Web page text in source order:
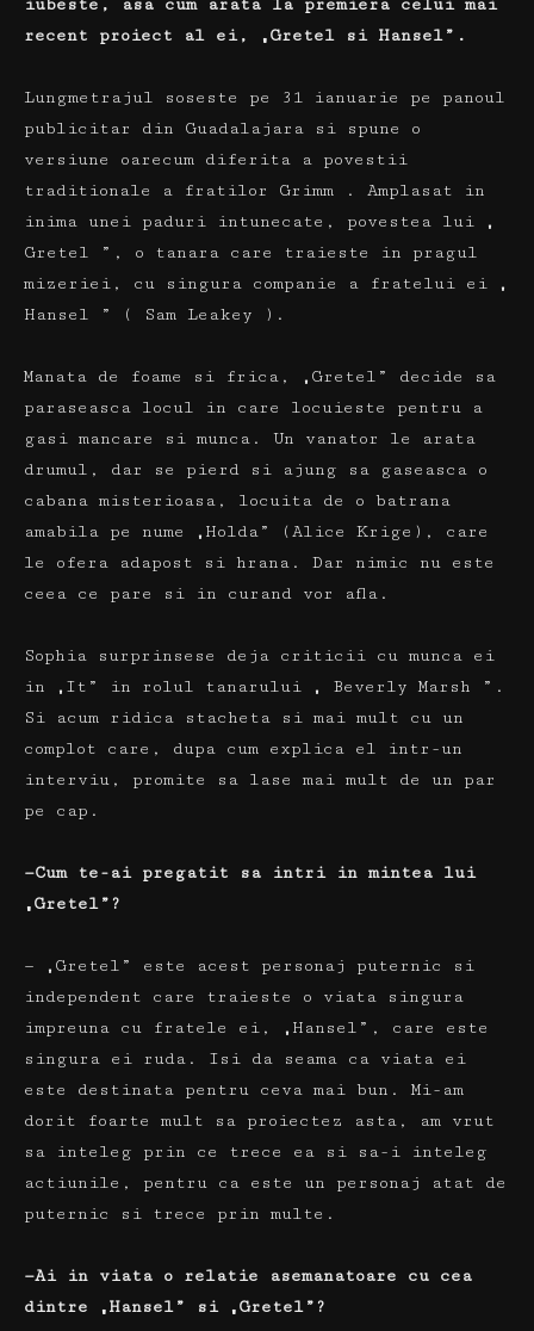
iubeste, asa cum arata la premiera celui mai
recent proiect al ei, „Gretel si Hansel”.
Lungmetrajul soseste pe 31 ianuarie pe panoul
publicitar din Guadalajara si spune o
versiune oarecum diferita a povestii
traditionale a fratilor Grimm . Amplasat in
inima unei paduri intunecate, povestea lui „
Gretel
”, o tanara care traieste in pragul
mizeriei, cu singura companie a fratelui ei „
Hansel
” ( Sam Leakey ).
Manata de foame si frica, „Gretel” decide sa
paraseasca locul in care locuieste pentru a
gasi mancare si munca. Un vanator le arata
drumul, dar se pierd si ajung sa gaseasca o
cabana misterioasa, locuita de o batrana
amabila pe nume „Holda” (Alice Krige), care
le ofera adapost si hrana. Dar nimic nu este
ceea ce pare si in curand vor afla.
Sophia
surprinsese deja criticii cu munca ei
in „It” in rolul tanarului „ Beverly Marsh
”.
Si acum ridica stacheta si mai mult cu un
complot care, dupa cum explica el intr-un
interviu, promite sa lase mai mult de un par
pe cap.
—Cum te-ai pregatit sa intri in mintea lui
„Gretel”?
— „Gretel” este acest personaj puternic si
independent care traieste o viata singura
impreuna cu fratele ei, „Hansel”, care este
singura ei ruda. Isi da seama ca viata ei
este destinata pentru ceva mai bun. Mi-am
dorit foarte mult sa proiectez asta, am vrut
sa inteleg prin ce trece ea si sa-i inteleg
actiunile, pentru ca este un personaj atat de
puternic si trece prin multe.
—Ai in viata o relatie asemanatoare cu cea
dintre „Hansel” si „Gretel”?